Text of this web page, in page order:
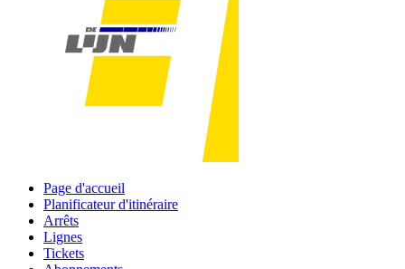
Page d'accueil
Planificateur d'itinéraire
Arrêts
Lignes
Tickets